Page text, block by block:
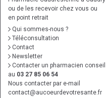
ou de les recevoir chez vous ou
en point retrait
Qui sommes-nous ?
Téléconsultation
Contact
Newsletter
Contacter un pharmacien conseil
au 03 27 85 06 54
Nous contacter par e-mail
contact@aucoeurdevotresante.fr